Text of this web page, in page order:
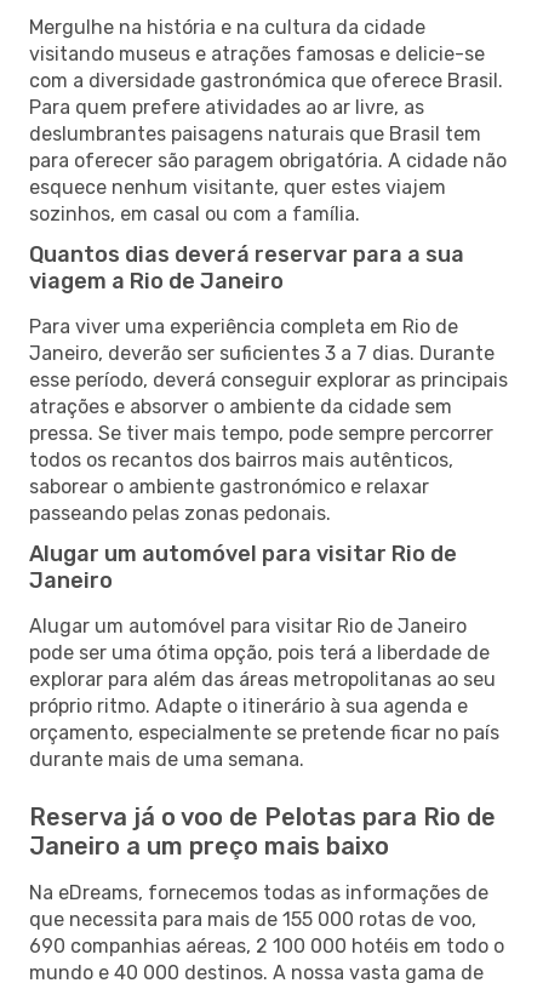
Mergulhe na história e na cultura da cidade
visitando museus e atrações famosas e delicie-se
com a diversidade gastronómica que oferece Brasil.
Para quem prefere atividades ao ar livre, as
deslumbrantes paisagens naturais que Brasil tem
para oferecer são paragem obrigatória. A cidade não
esquece nenhum visitante, quer estes viajem
sozinhos, em casal ou com a família.
Quantos dias deverá reservar para a sua
viagem a Rio de Janeiro
Para viver uma experiência completa em Rio de
Janeiro, deverão ser suficientes 3 a 7 dias. Durante
esse período, deverá conseguir explorar as principais
atrações e absorver o ambiente da cidade sem
pressa. Se tiver mais tempo, pode sempre percorrer
todos os recantos dos bairros mais autênticos,
saborear o ambiente gastronómico e relaxar
passeando pelas zonas pedonais.
Alugar um automóvel para visitar Rio de
Janeiro
Alugar um automóvel para visitar Rio de Janeiro
pode ser uma ótima opção, pois terá a liberdade de
explorar para além das áreas metropolitanas ao seu
próprio ritmo. Adapte o itinerário à sua agenda e
orçamento, especialmente se pretende ficar no país
durante mais de uma semana.
Reserva já o voo de Pelotas para Rio de
Janeiro a um preço mais baixo
Na eDreams, fornecemos todas as informações de
que necessita para mais de 155 000 rotas de voo,
690 companhias aéreas, 2 100 000 hotéis em todo o
mundo e 40 000 destinos. A nossa vasta gama de